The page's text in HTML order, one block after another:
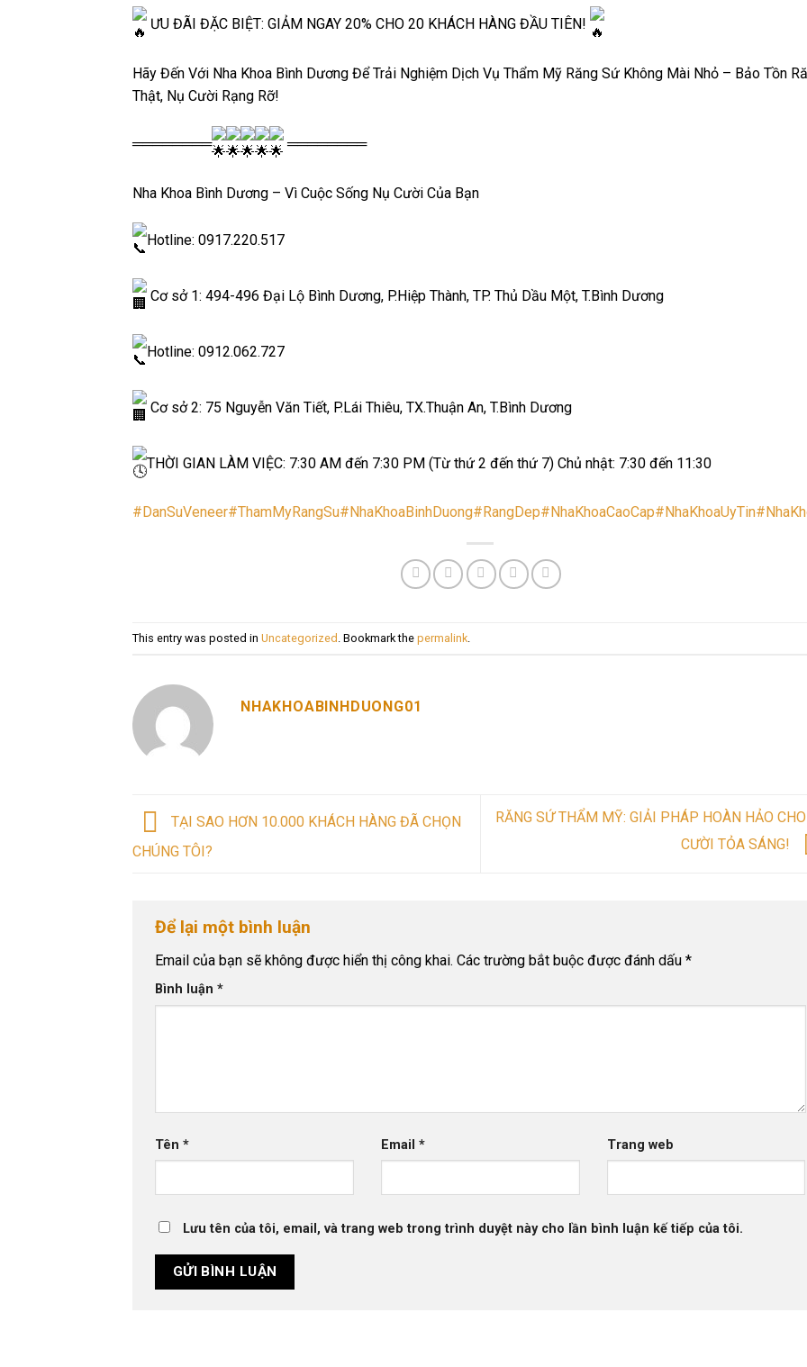
ƯU ĐÃI ĐẶC BIỆT: GIẢM NGAY 20% CHO 20 KHÁCH HÀNG ĐẦU TIÊN!
Hãy Đến Với Nha Khoa Bình Dương Để Trải Nghiệm Dịch Vụ Thẩm Mỹ Răng Sứ Không Mài Nhỏ – Bảo Tồn
Thật, Nụ Cười Rạng Rỡ!
════════ ════════
Nha Khoa Bình Dương – Vì Cuộc Sống Nụ Cười Của Bạn
Hotline: 0917.220.517
Cơ sở 1: 494-496 Đại Lộ Bình Dương, P.Hiệp Thành, TP. Thủ Dầu Một, T.Bình Dương
Hotline: 0912.062.727
Cơ sở 2: 75 Nguyễn Văn Tiết, P.Lái Thiêu, TX.Thuận An, T.Bình Dương
THỜI GIAN LÀM VIỆC: 7:30 AM đến 7:30 PM (Từ thứ 2 đến thứ 7) Chủ nhật: 7:30 đến 11:30
#DanSuVeneer#ThamMyRangSu#NhaKhoaBinhDuong#RangDep#NhaKhoaCaoCap#NhaKhoaUyTin
This entry was posted in Uncategorized . Bookmark the permalink
NHAKHOABINHDUONG01
TẠI SAO HƠN 10.000 KHÁCH HÀNG ĐÃ CHỌN
CHÚNG TÔI?
RĂNG SỨ THẨM MỸ: GIẢI PHÁP HOÀN HẢO
CƯỜI TỎA SÁNG!
Để lại một bình luận
Email của bạn sẽ không được hiển thị công khai. Các trường bắt buộc được đánh dấu *
Bình luận *
Tên * Email * Trang web
Lưu tên của tôi, email, và trang web trong trình duyệt này cho lần bình luận kế tiếp của tôi.